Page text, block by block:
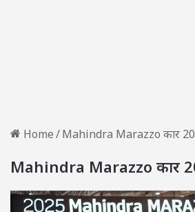
Home/Mahindra Marazzo कार
Mahindra Marazzo कार